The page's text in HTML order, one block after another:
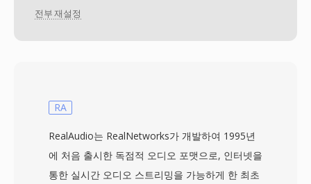
전부 재설정
RA
RealAudio는 RealNetworks가 개발하여 1995년
에 처음 출시한 독점적 오디오 포맷으로, 인터넷을
통한 실시간 오디오 스트리밍을 가능하게 한 최초